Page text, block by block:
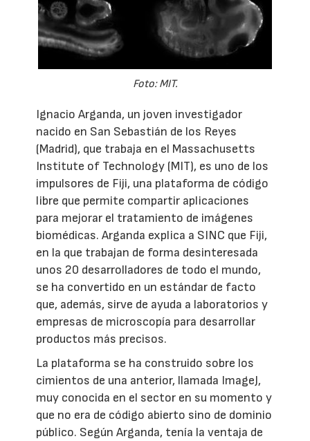
Foto: MIT.
Ignacio Arganda, un joven investigador
nacido en San Sebastián de los Reyes
(Madrid), que trabaja en el Massachusetts
Institute of Technology (MIT), es uno de los
impulsores de Fiji, una plataforma de código
libre que permite compartir aplicaciones
para mejorar el tratamiento de imágenes
biomédicas. Arganda explica a SINC que Fiji,
en la que trabajan de forma desinteresada
unos 20 desarrolladores de todo el mundo,
se ha convertido en un estándar de facto
que, además, sirve de ayuda a laboratorios y
empresas de microscopía para desarrollar
productos más precisos.
La plataforma se ha construido sobre los
cimientos de una anterior, llamada ImageJ,
muy conocida en el sector en su momento y
que no era de código abierto sino de dominio
público. Según Arganda, tenía la ventaja de